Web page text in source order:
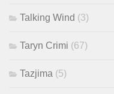
Talking Wind (3)
Taryn Crimi (67)
Tazjima (5)